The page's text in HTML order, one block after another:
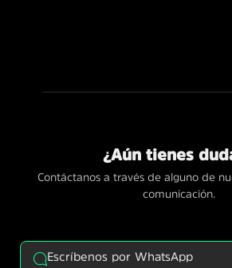
¿Aún tienes
Contáctanos a través de alguno de
comunicación.
Escríbenos por WhatsApp